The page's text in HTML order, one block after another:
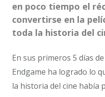
en poco tiempo el
convertirse en la
toda la historia del
En sus primeros 5 días
Endgame ha logrado lo
la historia del cine había